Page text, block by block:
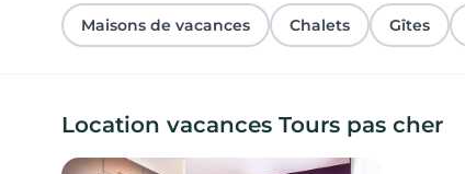
Maisons de vacances Chalets Gîtes
Location vacances Tours pas cher